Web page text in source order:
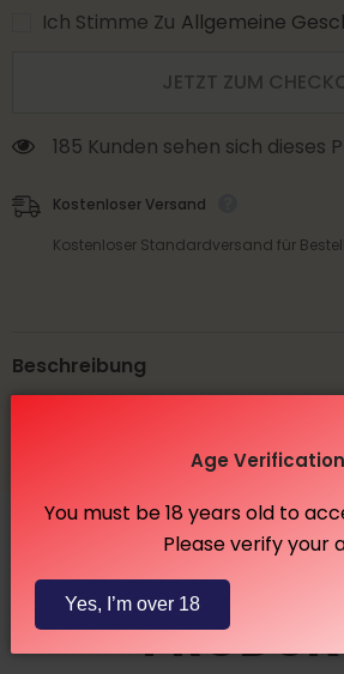
Age Verification
You must be 18 years old to
Please verify your
Yes, I’m over 18
Vape
Vape
Ich Stimme Zu Allgemeine
JETZT ZUM
185 Kunden sehen sich dieses
Kostenloser Versand
Kostenloser Standardversand für
Beschreibung
Versand & Rückgabe